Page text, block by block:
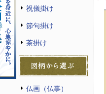
祝儀掛け
節句掛け
茶掛け
仏画（仏事）